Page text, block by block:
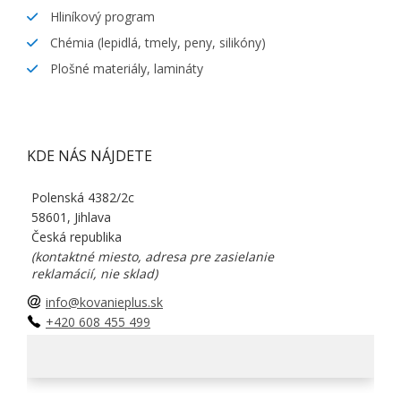
Hliníkový program
Chémia (lepidlá, tmely, peny, silikóny)
Plošné materiály, lamináty
KDE NÁS NÁJDETE
Polenská 4382/2c
58601, Jihlava
Česká republika
(kontaktné miesto, adresa pre zasielanie
reklamácií, nie sklad)
info@kovanieplus.sk
+420 608 455 499